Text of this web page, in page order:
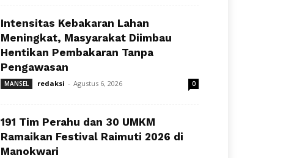
Intensitas Kebakaran Lahan
Meningkat, Masyarakat Diimbau
Hentikan Pembakaran Tanpa
Pengawasan
MANSEL redaksi - Agustus 6, 2026 0
191 Tim Perahu dan 30 UMKM
Ramaikan Festival Raimuti 2026 di
Manokwari